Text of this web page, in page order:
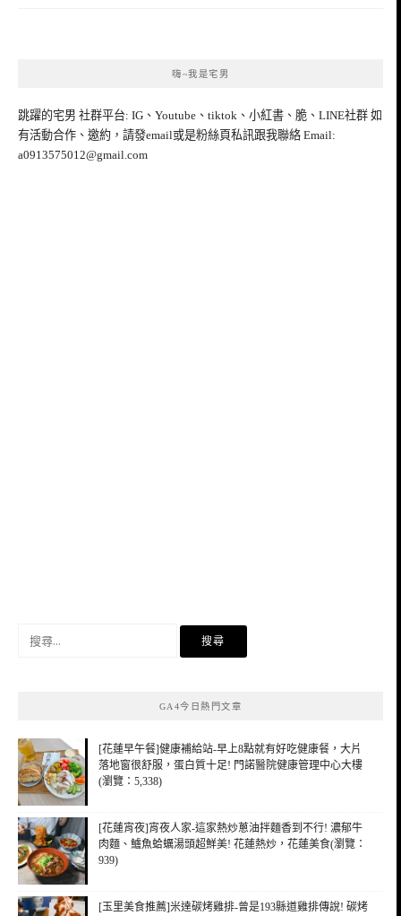
嗨~我是宅男
跳躍的宅男 社群平台: IG、Youtube、tiktok、小紅書、脆、LINE社群 如
有活動合作、邀約，請發email或是粉絲頁私訊跟我聯絡 Email:
a0913575012@gmail.com
GA4今日熱門文章
[花蓮早午餐]健康補給站-早上8點就有好吃健康餐，大片
落地窗很舒服，蛋白質十足! 門諾醫院健康管理中心大樓
(瀏覽：5,338)
[花蓮宵夜]宵夜人家-這家熱炒蔥油拌麵香到不行! 濃郁牛
肉麵、鱸魚蛤蠣湯頭超鮮美! 花蓮熱炒，花蓮美食(瀏覽：
939)
[玉里美食推薦]米達碳烤雞排-曾是193縣道雞排傳說! 碳烤